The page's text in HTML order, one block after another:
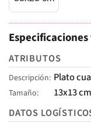
ATRIBUTOS
Descripción Plato
Tamaño
13x13 cm
DATOS